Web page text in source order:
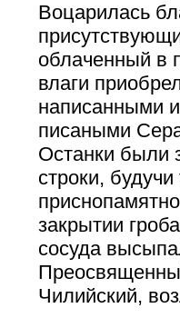
Воцарилась
облаченный в
влаги
написанными
писаными
Останки были
строки,
закрытии
сосуда
Чилийский,